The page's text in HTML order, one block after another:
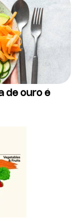
de ouro é